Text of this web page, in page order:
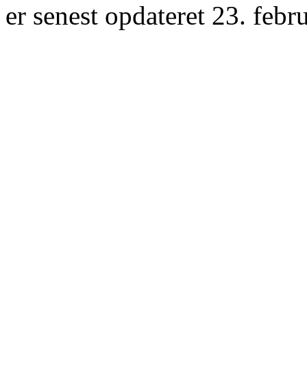
er senest opdateret 23.